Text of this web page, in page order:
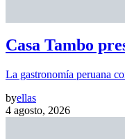
Casa Tambo
La gastronomía peruana
byellas
4 agosto, 2026